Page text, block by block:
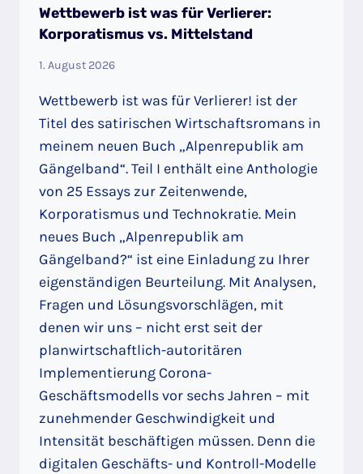
Wettbewerb ist was für Verlierer:
Korporatismus vs. Mittelstand
1. August 2026
Wettbewerb ist was für Verlierer! ist der
Titel des satirischen Wirtschaftsromans in
meinem neuen Buch „Alpenrepublik am
Gängelband“. Teil I enthält eine Anthologie
von 25 Essays zur Zeitenwende,
Korporatismus und Technokratie. Mein
neues Buch „Alpenrepublik am
Gängelband?“ ist eine Einladung zu Ihrer
eigenständigen Beurteilung. Mit Analysen,
Fragen und Lösungsvorschlägen, mit
denen wir uns – nicht erst seit der
planwirtschaftlich-autoritären
Implementierung Corona-
Geschäftsmodells vor sechs Jahren – mit
zunehmender Geschwindigkeit und
Intensität beschäftigen müssen. Denn die
digitalen Geschäfts- und Kontroll-Modelle